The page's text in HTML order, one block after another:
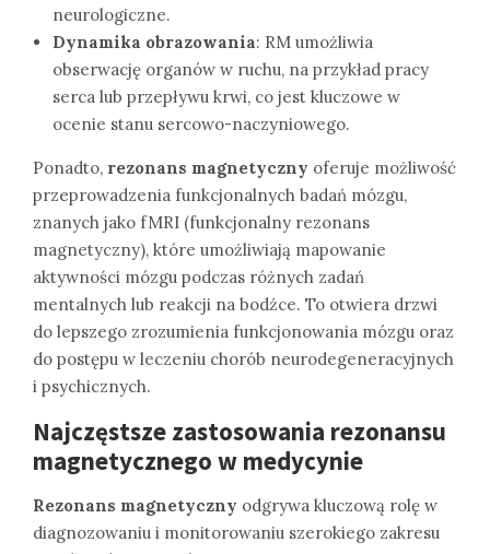
neurologiczne.
Dynamika obrazowania: RM umożliwia
obserwację organów w ruchu, na przykład pracy
serca lub przepływu krwi, co jest kluczowe w
ocenie stanu sercowo-naczyniowego.
Ponadto, rezonans magnetyczny oferuje możliwość
przeprowadzenia funkcjonalnych badań mózgu,
znanych jako fMRI (funkcjonalny rezonans
magnetyczny), które umożliwiają mapowanie
aktywności mózgu podczas różnych zadań
mentalnych lub reakcji na bodźce. To otwiera drzwi
do lepszego zrozumienia funkcjonowania mózgu oraz
do postępu w leczeniu chorób neurodegeneracyjnych
i psychicznych.
Najczęstsze zastosowania rezonansu
magnetycznego w medycynie
Rezonans magnetyczny odgrywa kluczową rolę w
diagnozowaniu i monitorowaniu szerokiego zakresu